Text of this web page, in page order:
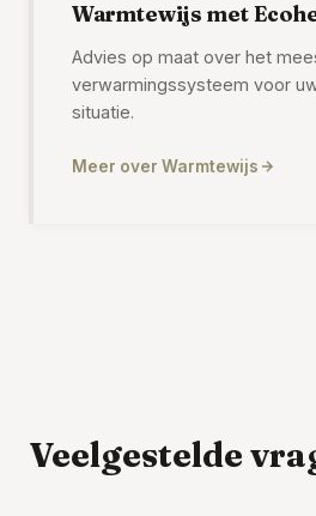
Warmtewijs met
Advies op maat over het
verwarmingssysteem voor
situatie.
Meer over Warmtewijs
Veelgestelde